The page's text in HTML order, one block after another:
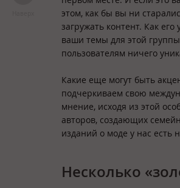
этом, как бы вы ни
загружать контент. Как
ваши темы для этой
пользователям ничего
Какие еще могут быть
подчеркиваем свою
мнение, исходя из этой
авторов, создающих
изданий о моде у нас есть
Несколько